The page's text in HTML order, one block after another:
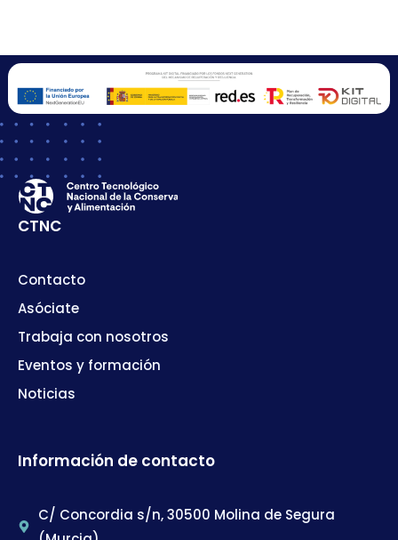
CTNC
Contacto
Asóciate
Trabaja con nosotros
Eventos y formación
Noticias
Información de contacto
C/ Concordia s/n, 30500 Molina de Segura